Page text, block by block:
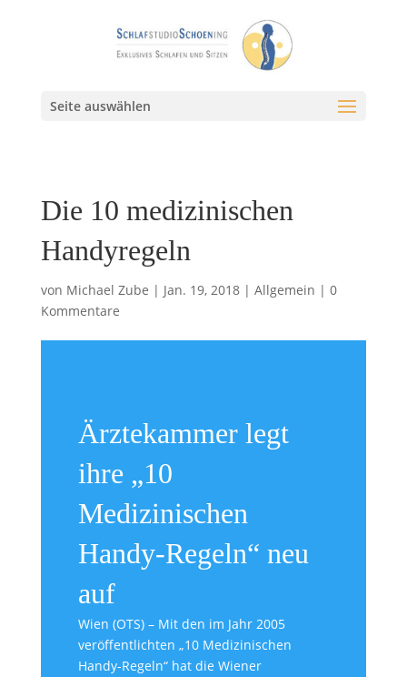
Seite auswählen
Die 10 medizinischen
Handyregeln
von Michael Zube | Jan. 19, 2018| Allgemein | 0
Kommentare
Ärztekammer legt
ihre „10
Medizinischen
Handy-Regeln“ neu
auf
Wien (OTS) – Mit den im Jahr 2005
veröffentlichten „10 Medizinischen
Handy-Regeln“ hat die Wiener